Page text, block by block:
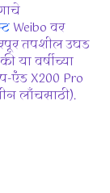
Weibo वर
तपशील उघड
या वर्षीच्या
एंड X200 Pro
लाँचसाठी).